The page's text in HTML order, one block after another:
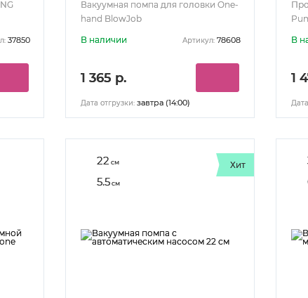
37850
Вакуумная помпа для головки One-
hand BlowJob
В наличии
Артикул: 78608
1 365 р.
Дата отгрузки: завтра (14:00)
В
1
22 см
5.5см
Хит